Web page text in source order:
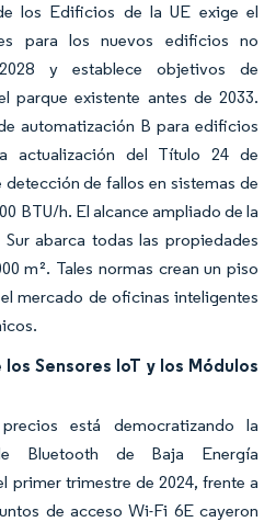
los Edificios de la UE exige el
para los nuevos edificios no
y establece objetivos de
parque existente antes de 2033.
automatización B para edificios
actualización del Título 24 de
de fallos en sistemas de
BTU/h. El alcance ampliado de la
abarca todas las propiedades
m². Tales normas crean un piso
mercado de oficinas inteligentes
Sensores IoT y los Módulos
está democratizando la
Bluetooth de Baja Energía
primer trimestre de 2024, frente a
de acceso Wi-Fi 6E cayeron